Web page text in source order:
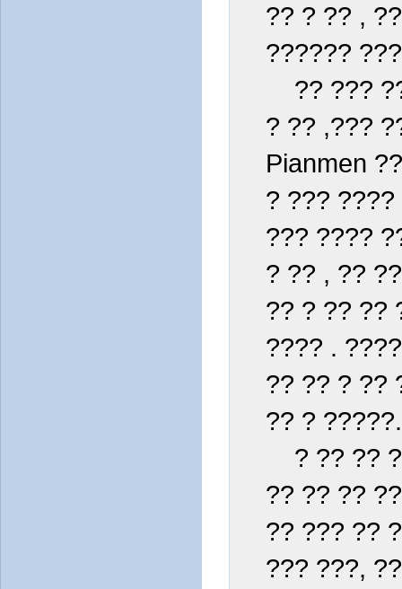
?? ? ?? ,
??????
?? ???
? ?? ,???
Pianmen
? ???
??? ????
? ?? , ??
?? ? ?? ??
???? .
?? ?? ? ??
?? ? ?????.
? ?? ??
?? ?? ??
?? ??? ??
??? ???,